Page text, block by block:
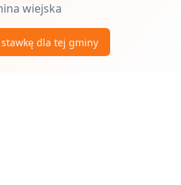
wiejska
dla tej gminy